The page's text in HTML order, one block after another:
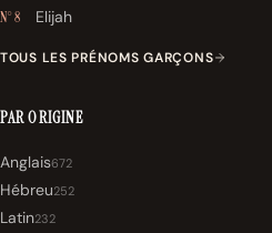
N° 8 Elijah
TOUS LES PRÉNOMS GARÇONS
PAR ORIGINE
Anglais672
Hébreu252
Latin232